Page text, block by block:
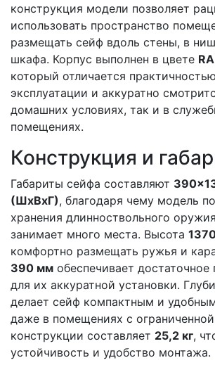
конструкция модели позволяет
использовать пространство
размещать сейф вдоль стены, в
шкафа. Корпус выполнен в цвете
который отличается
эксплуатации и аккуратно
домашних условиях, так и в
помещениях.
Конструкция и
Габариты сейфа составляют
(ШхВхГ), благодаря чему модель
хранения длинноствольного
занимает много места. Высота
комфортно размещать ружья и
390 мм обеспечивает достаточное
для их аккуратной установки.
делает сейф компактным и
даже в помещениях с
конструкции составляет 25,2 кг,
устойчивость и удобство монтажа.